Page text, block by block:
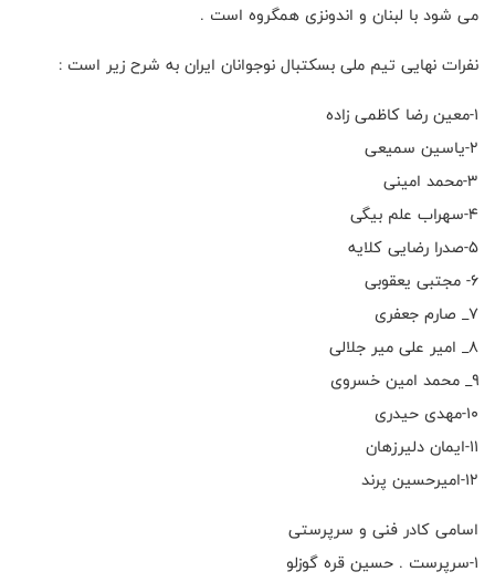
می شود با لبنان و اندونزی همگروه است .
نفرات نهایی تیم ملی بسکتبال نوجوانان ایران به شرح زیر است :
۱-معین رضا کاظمی زاده
۲-یاسین سمیعی
۳-محمد امینی
۴-سهراب علم بیگی
۵-صدرا رضایی کلایه
۶- مجتبی یعقوبی
۷_ صارم جعفری
۸_ امیر علی میر جلالی
۹_ محمد امین خسروی
۱۰-مهدی حیدری
۱۱-ایمان دلیرزهان
۱۲-امیرحسین پرند
اسامی کادر فنی و سرپرستی
۱-سرپرست . حسین قره گوزلو